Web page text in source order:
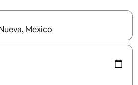
s'affichent, utilisez les flèches